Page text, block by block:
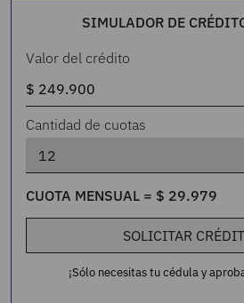
SIMULADOR DE
Valor del crédito
Cantidad de cuotas
CUOTA MENSUAL = $ 29.979
SOLICITAR
¡Sólo necesitas tu cédula y